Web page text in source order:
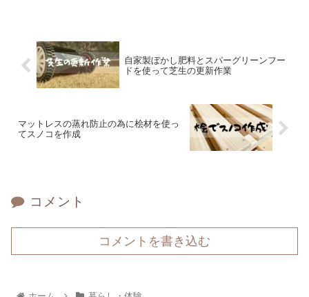
自家製ぼかし肥料とスパーグリーンフー
ドを使って芝生の更新作業
マットレスの蒸れ防止の為に桧材を使っ
てスノコを作成
コメント
コメントを書き込む